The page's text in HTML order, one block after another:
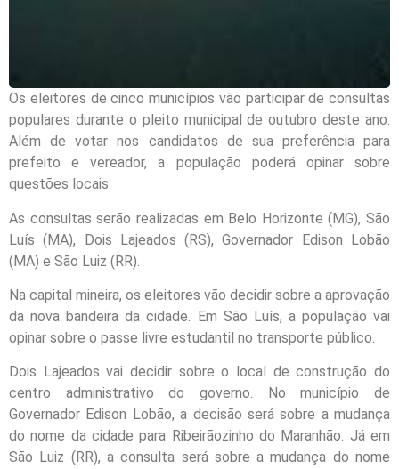
Os eleitores de cinco municípios vão participar de consultas
populares durante o pleito municipal de outubro deste ano.
Além de votar nos candidatos de sua preferência para
prefeito e vereador, a população poderá opinar sobre
questões locais.
As consultas serão realizadas em Belo Horizonte (MG), São
Luís (MA), Dois Lajeados (RS), Governador Edison Lobão
(MA) e São Luiz (RR).
Na capital mineira, os eleitores vão decidir sobre a aprovação
da nova bandeira da cidade. Em São Luís, a população vai
opinar sobre o passe livre estudantil no transporte público.
Dois Lajeados vai decidir sobre o local de construção do
centro administrativo do governo. No município de
Governador Edison Lobão, a decisão será sobre a mudança
do nome da cidade para Ribeirãozinho do Maranhão. Já em
São Luiz (RR), a consulta será sobre a mudança do nome